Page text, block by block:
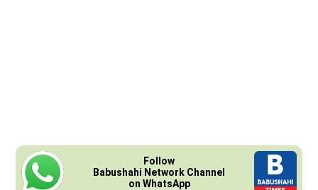
Follow
Babushahi Network Channel
on WhatsApp